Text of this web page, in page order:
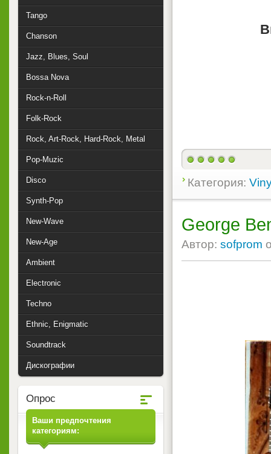
Категория:
George
Автор: sofprom
Tango
Chanson
Jazz, Blues, Soul
Bossa Nova
Rock-n-Roll
Folk-Rock
Rock, Art-Rock, Hard-Rock, Metal
Pop-Muzic
Disco
Synth-Pop
New-Wave
New-Age
Ambient
Electronic
Techno
Ethnic, Enigmatic
Soundtrack
Дискографии
Опрос
Ваши предпочтения
категориям: